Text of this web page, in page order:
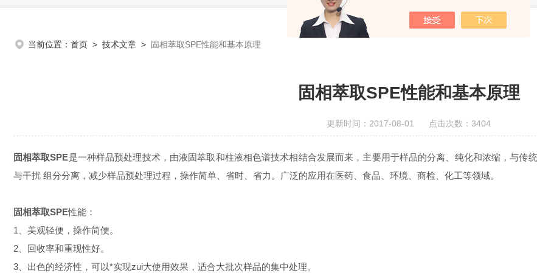
当前位置： 首页 > 技术文章 > 固相萃取SPE性能和基本原理
固相萃取SPE性能和基本原理
更新时间：2017-08-01 点击次数：3404
固相萃取SPE是一种样品预处理技术，由液固萃取和柱液相色谱技术相结合发展而来，主要用于样品的分离、纯化和浓缩，与传
与干扰 组分分离，减少样品预处理过程，操作简单、省时、省力。广泛的应用在医药、食品、环境、商检、化工等领域。
固相萃取SPE性能：
1、美观轻便，操作简便。
2、回收率和重现性好。
3、出色的经济性，可以*实现zui大使用效果，适合大批次样品的集中处理。